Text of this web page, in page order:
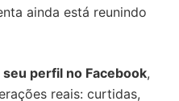
ainda está reunindo
perfil no Facebook,
reais: curtidas,